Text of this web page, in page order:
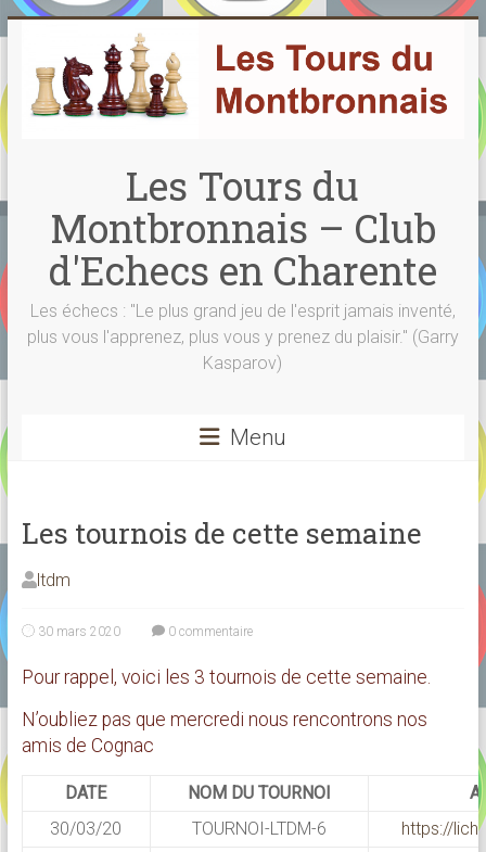
content
Les Tours du
Montbronnais – Club
d'Echecs en Charente
Les échecs : "Le plus grand jeu de l'esprit jamais inventé,
plus vous l'apprenez, plus vous y prenez du plaisir." (Garry
Kasparov)
Menu
Les tournois de cette semaine
ltdm
30 mars 2020 0 commentaire
Pour rappel, voici les 3 tournois de cette semaine.
N’oubliez pas que mercredi nous rencontrons nos
amis de Cognac
DATE NOM DU TOURNOI
30/03/20
TOURNOI-LTDM-6
https://